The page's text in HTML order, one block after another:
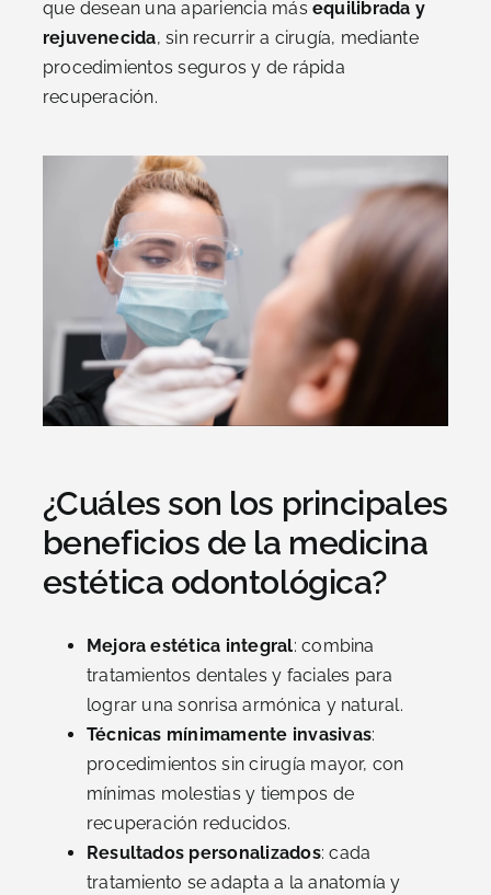
que desean una apariencia más equilibrada y
rejuvenecida, sin recurrir a cirugía, mediante
procedimientos seguros y de rápida
recuperación.
¿Cuáles son los principales
beneficios de la medicina
estética odontológica?
Mejora estética integral: combina
tratamientos dentales y faciales para
lograr una sonrisa armónica y natural.
Técnicas mínimamente invasivas:
procedimientos sin cirugía mayor, con
mínimas molestias y tiempos de
recuperación reducidos.
Resultados personalizados: cada
tratamiento se adapta a la anatomía y